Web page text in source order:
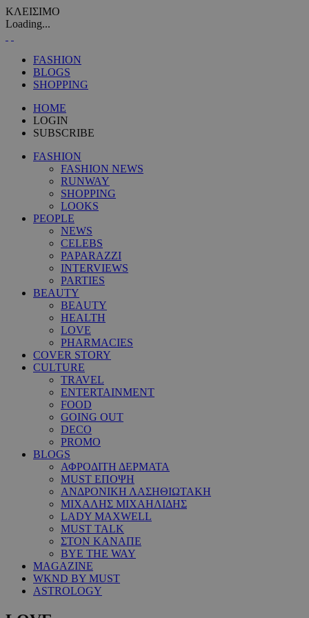
ΚΛΕΙΣΙΜΟ
Loading...
FASHION
BLOGS
SHOPPING
HOME
LOGIN
SUBSCRIBE
FASHION
FASHION NEWS
RUNWAY
SHOPPING
LOOKS
PEOPLE
NEWS
CELEBS
PAPARAZZI
INTERVIEWS
PARTIES
BEAUTY
BEAUTY
HEALTH
LOVE
PHARMACIES
COVER STORY
CULTURE
TRAVEL
ENTERTAINMENT
FOOD
GOING OUT
DECO
PROMO
BLOGS
ΑΦΡΟΔΙΤΗ ΔΕΡΜΑΤΑ
MUST ΕΠΟΨΗ
ΑΝΔΡΟΝΙΚΗ ΛΑΣΗΘΙΩΤΑΚΗ
ΜΙΧΑΛΗΣ ΜΙΧΑΗΛΙΔΗΣ
LADY MAXWELL
MUST TALK
ΣΤΟΝ ΚΑΝΑΠΕ
BYE THE WAY
MAGAZINE
WKND BY MUST
ASTROLOGY